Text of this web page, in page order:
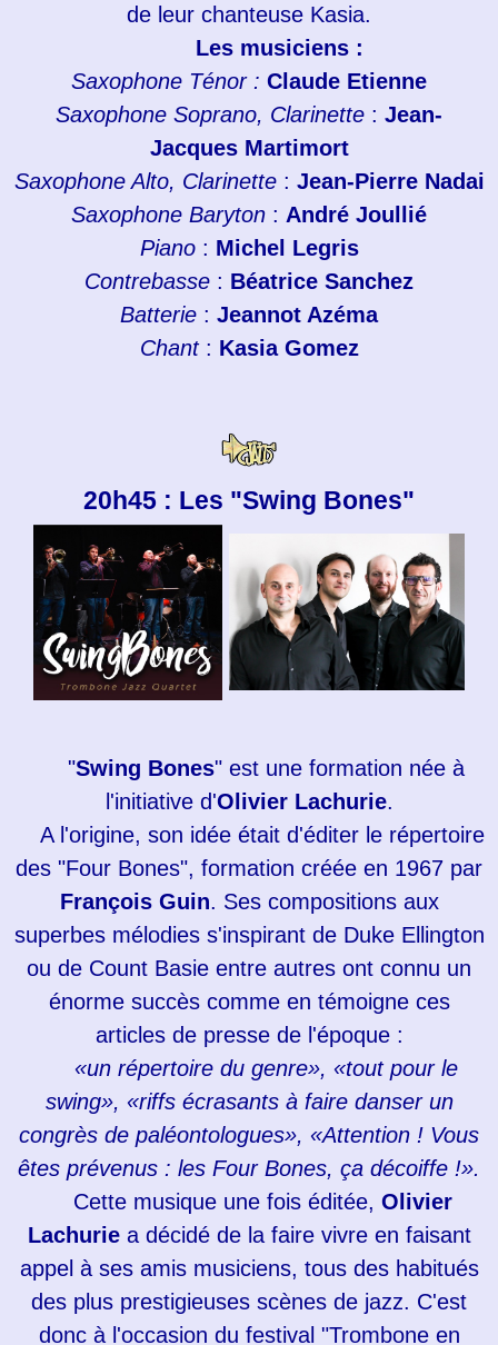
de leur chanteuse Kasia.
Les musiciens :
Saxophone Ténor : Claude Etienne
Saxophone Soprano, Clarinette : Jean-
Jacques Martimort
Saxophone Alto, Clarinette: Jean-Pierre Nadai
Saxophone Baryton : André Joullié
Piano: Michel Legris
Contrebasse : Béatrice Sanchez
Batterie : Jeannot Azéma
Chant : Kasia Gomez
20h45 : Les "Swing Bones"
"Swing Bones" est une formation née à
l'initiative d'Olivier Lachurie.
A l'origine, son idée était d'éditer le répertoire
des "Four Bones", formation créée en 1967 par
François Guin. Ses compositions aux
superbes mélodies s'inspirant de Duke Ellington
ou de Count Basie entre autres ont connu un
énorme succès comme en témoigne ces
articles de presse de l'époque :
«un répertoire du genre», «tout pour le
swing», «riffs écrasants à faire danser un
congrès de paléontologues», «Attention ! Vous
êtes prévenus : les Four Bones, ça décoiffe !».
Cette musique une fois éditée, Olivier
Lachuriea décidé de la faire vivre en faisant
appel à ses amis musiciens, tous des habitués
des plus prestigieuses scènes de jazz. C'est
donc à l'occasion du festival "Trombone en